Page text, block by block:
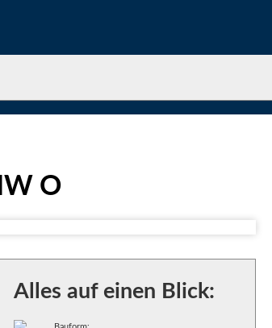
O
Alles auf einen Blick: